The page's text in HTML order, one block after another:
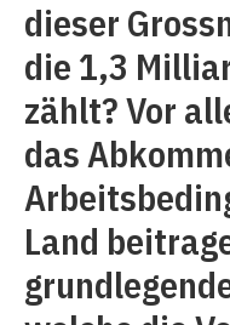
dieser
die 1,3
zählt? Vor
das
Land